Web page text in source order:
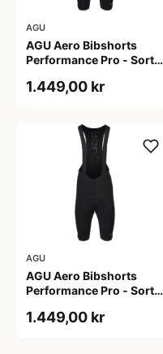
AGU
AGU Aero Bibshorts
Performance Pro - Sort -
1.449,00 kr
AGU
AGU Aero Bibshorts
Performance Pro - Sort -
1.449,00 kr